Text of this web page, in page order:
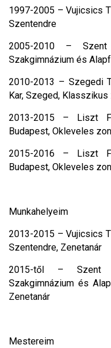
1997-2005 – Vujicsics
Szentendre
2005-2010 – Szent
Szakgimnázium és
2010-2013 – Szegedi
Kar, Szeged,
2013-2015 – Liszt
Budapest, Okleveles
2015-2016 – Liszt
Budapest, Okleveles
Munkahelyeim
2013-2015 – Vujicsics
Szentendre, Zenetanár
2015-től – Szent
Szakgimnázium és
Zenetanár
Mestereim